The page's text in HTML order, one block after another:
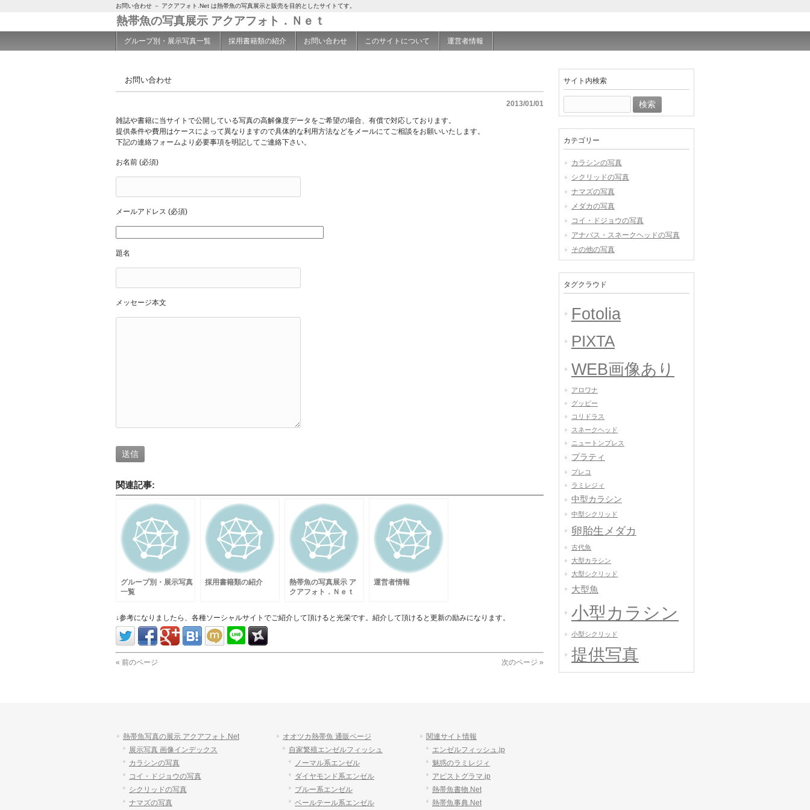
お問い合わせ － アクアフォト.Net は熱帯魚の写真展示と販売を目的としたサイトてす。
熱帯魚の写真展示 アクアフォト．Ｎｅｔ
グループ別・展示写真一覧 採用書籍類の紹介 お問い合わせ このサイトについて 運営者情報
お問い合わせ
2013/01/01
雑誌や書籍に当サイトで公開している写真の高解像度データをご希望の場合、有償で対応しております。
提供条件や費用はケースによって異なりますので具体的な利用方法などをメールにてご相談をお願いいたします。
下記の連絡フォームより必要事項を明記してご連絡下さい。
お名前 (必須)
メールアドレス (必須)
題名
メッセージ本文
関連記事:
グループ別・展示写真
一覧
採用書籍類の紹介
熱帯魚の写真展示 ア
クアフォト．Ｎｅｔ
運営者情報
↓参考になりましたら、各種ソーシャルサイトでご紹介して頂けると光栄です。紹介して頂けると更新の励みになります。
« 前のページ 次のページ »
サイト内検索
索:
カテゴリー
カラシンの写真
シクリッドの写真
ナマズの写真
メダカの写真
コイ・ドジョウの写真
アナバス・スネークヘッドの写真
その他の写真
タグクラウド
Fotolia
PIXTA
WEB画像あり
アロワナ
グッピー
コリドラス
スネークヘッド
ニュートンプレス
プラティ
プレコ
ラミレジィ
中型カラシン
中型シクリッド
卵胎生メダカ
古代魚
大型カラシン
大型シクリッド
大型魚
小型カラシン
小型シクリッド
提供写真
熱帯魚写真の展示 アクアフォト.Net
展示写真 画像インデックス
カラシンの写真
コイ・ドジョウの写真
シクリッドの写真
ナマズの写真
オオツカ熱帯魚 通販ページ
自家繁殖エンゼルフィッシュ
ノーマル系エンゼル
ダイヤモンド系エンゼル
ブルー系エンゼル
ベールテール系エンゼル
関連サイト情報
エンゼルフィッシュ.jp
魅惑のラミレジィ
アピストグラマ.jp
熱帯魚書物.Net
熱帯魚事典.Net